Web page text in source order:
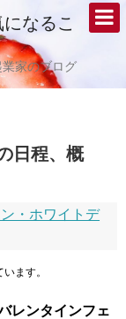
なるこ
家のブログ
日程、概
・ホワイトデ
ます。
レンタインフェ